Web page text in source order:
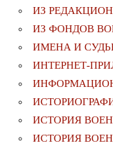
ИЗ
ИЗ ФОНДОВ
ИМЕНА И
ИНТЕРНЕТ-
ИСТОРИЯ
ИСТОРИЯ